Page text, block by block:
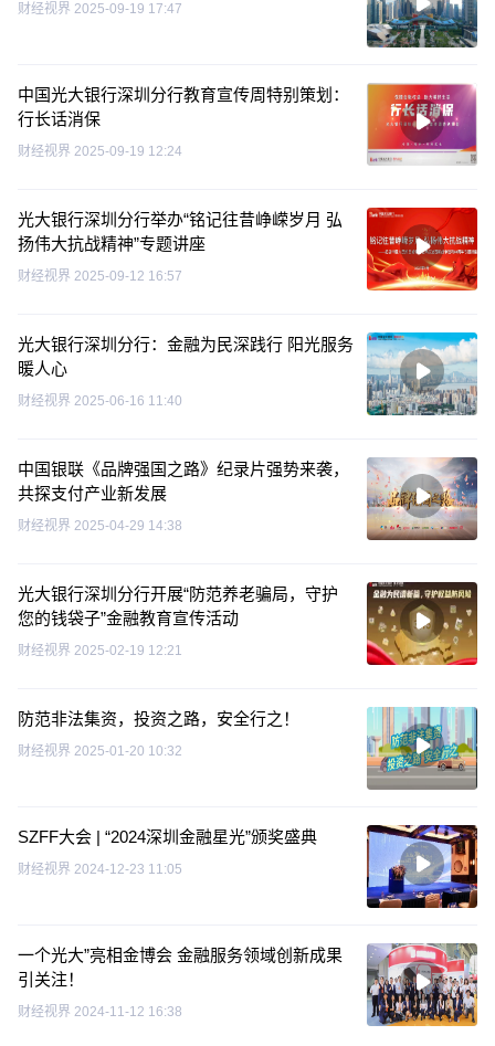
财经视界 2025-09-19 17:47
中国光大银行深圳分行教育宣传周特别策划：
行长话消保
财经视界 2025-09-19 12:24
光大银行深圳分行举办“铭记往昔峥嵘岁月 弘
扬伟大抗战精神”专题讲座
财经视界 2025-09-12 16:57
光大银行深圳分行：金融为民深践行 阳光服务
暖人心
财经视界 2025-06-16 11:40
中国银联《品牌强国之路》纪录片强势来袭，
共探支付产业新发展
财经视界 2025-04-29 14:38
光大银行深圳分行开展“防范养老骗局，守护
您的钱袋子”金融教育宣传活动
财经视界 2025-02-19 12:21
防范非法集资，投资之路，安全行之！
财经视界 2025-01-20 10:32
SZFF大会 | “2024深圳金融星光”颁奖盛典
财经视界 2024-12-23 11:05
一个光大”亮相金博会 金融服务领域创新成果
引关注！
财经视界 2024-11-12 16:38